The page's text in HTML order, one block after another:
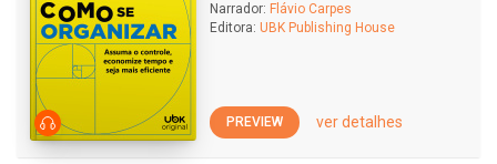
Narrador: Flávio Carpes
Editora: UBK Publishing House
PREVIEW ver detalhes